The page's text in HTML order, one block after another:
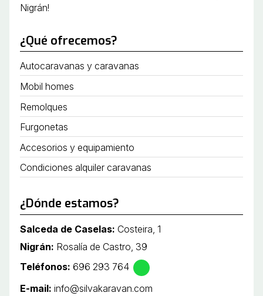
Nigrán!
¿Qué ofrecemos?
Autocaravanas y caravanas
Mobil homes
Remolques
Furgonetas
Accesorios y equipamiento
Condiciones alquiler caravanas
¿Dónde estamos?
Salceda de Caselas: Costeira, 1
Nigrán: Rosalía de Castro, 39
Teléfonos: 696 293 764
E-mail: info@silvakaravan.com